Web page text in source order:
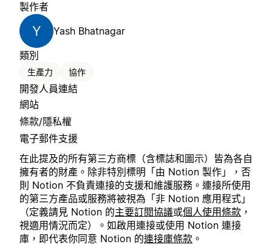
製作者
Y
Yash Bhatnagar
類別
生產力 協作
開發人員連結
網站
條款/隱私權
電子郵件支援
在此提及的所有第三方商標（含標誌和圖示）皆為各自
擁有者的財產。除非特別標明「由 Notion 製作」，否
則 Notion 不負責連接的支援和維護服務。連接所使用
的第三方產品或服務將被視為「非 Notion 應用程式」
（定義請見 Notion 的主要訂閱協議或個人使用條款 ，
視適用情況而定）。如啟用連接或使用 Notion 連接
庫，即代表你同意 Notion 的連接庫條款 。